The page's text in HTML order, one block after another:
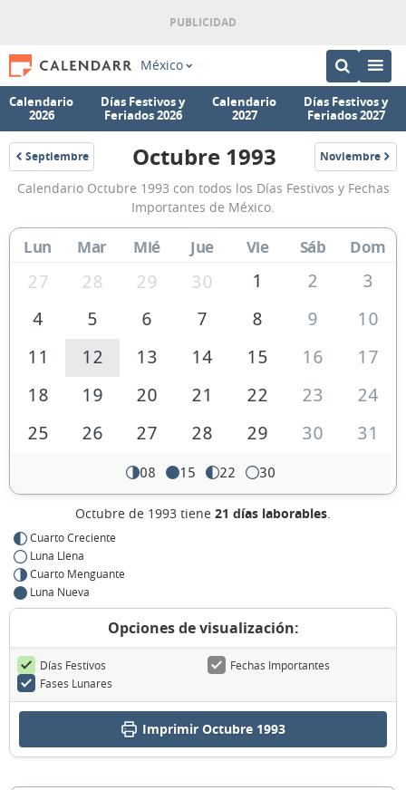
México
Calendario
2026
Días Festivos y
Feriados 2026
Calendario
2027
Días Festivos y
Feriados 2027
Septiembre
1993
Calendario
Octubre
1993
de
México
Octubre 1993 Noviembre
1993
Calendario Octubre 1993 con todos los Días Festivos y Fechas
Importantes de México.
Lun Mar Mié Jue Vie Sáb Dom
27 28 29 30 1 2
3
4
5 6 7 8 9
10
11
12 13 14 15 16
17
18
19 20 21 22 23
24
25
26 27 28 29 30 31
08 15 22 30
Octubre de 1993 tiene 21 días laborables.
Cuarto Creciente
Luna Llena
Cuarto Menguante
Luna Nueva
Opciones de visualización:
Días Festivos
Fechas Importantes
Fases Lunares
Imprimir Octubre 1993